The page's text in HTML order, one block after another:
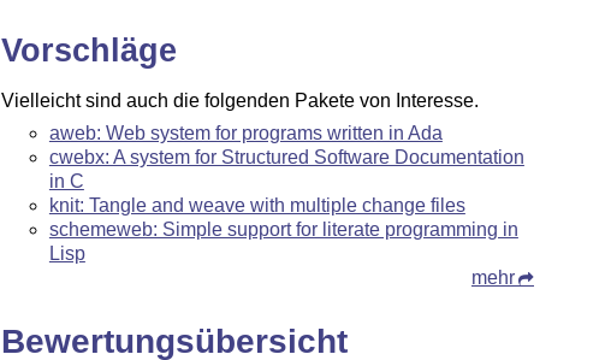
Vorschläge
Vielleicht sind auch die folgenden Pakete von Interesse.
aweb: Web system for programs written in Ada
cwebx: A system for Structured Software Documentation
in C
knit: Tangle and weave with multiple change files
schemeweb: Simple support for literate programming in
Lisp
mehr
Bewertungsübersicht